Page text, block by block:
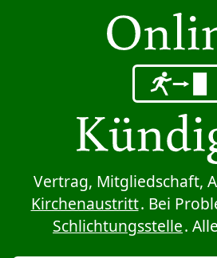
Sprung zum Inhalt
Vertrag, Mitgliedschaft,
Kirchenaustritt. Bei
Schlichtungsstelle.